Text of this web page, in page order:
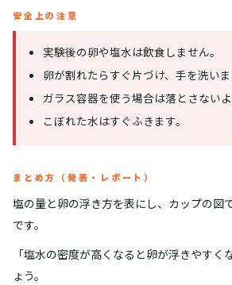
安全上の注意
実験後の卵や塩水は飲食しません。
卵が割れたらすぐ片づけ、手を洗いま
ガラス容器を使う場合は落とさないよ
こぼれた水はすぐふきます。
まとめ方（発表・レポート）
塩の量と卵の浮き方を表にし、カップの図
です。
「塩水の密度が高くなると卵が浮きやすく
ょう。